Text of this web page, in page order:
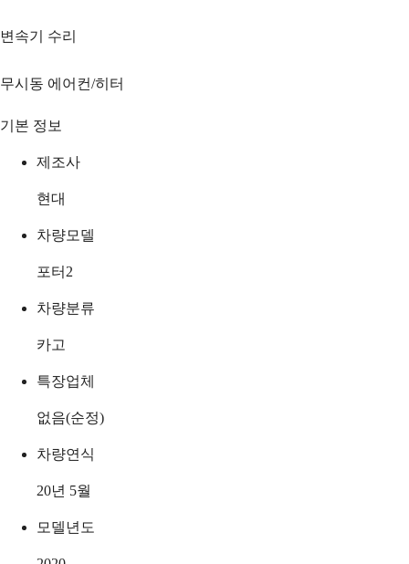
변속기 수리
무시동 에어컨/히터
기본 정보
제조사
현대
차량모델
포터2
차량분류
카고
특장업체
없음(순정)
차량연식
20년 5월
모델년도